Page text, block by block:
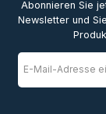
Abonnieren Sie
Newsletter und
E-
Mail-
*